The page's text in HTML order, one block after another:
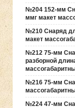
№204 152-мм
ммг макет
№210 Снаряд
макет
№212 75-мм
разборной
№216 75-мм
№224 47-мм